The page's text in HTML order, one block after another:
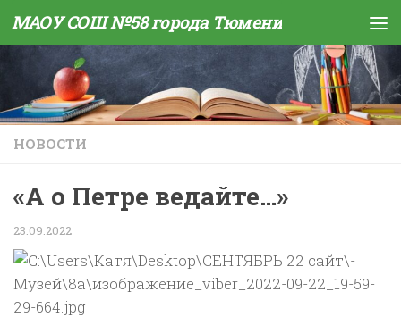
Skip to content
МАОУ СОШ №58 города Тюмени
НОВОСТИ
«А о Петре ведайте…»
23.09.2022